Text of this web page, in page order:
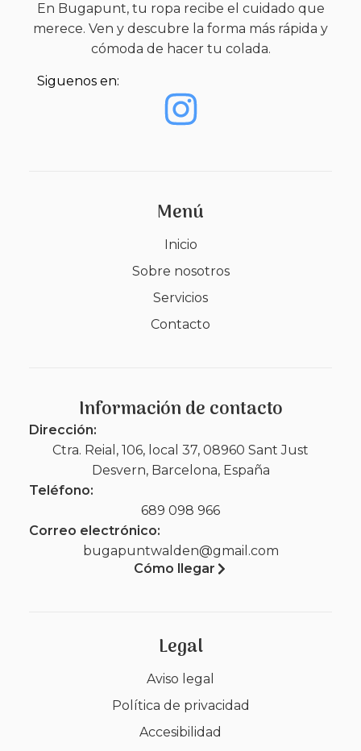
En Bugapunt, tu ropa recibe el cuidado que
merece. Ven y descubre la forma más rápida y
cómoda de hacer tu colada.
Siguenos en:
Menú
Inicio
Sobre nosotros
Servicios
Contacto
Información de contacto
Dirección:
Ctra. Reial, 106, local 37, 08960 Sant Just
Desvern, Barcelona, España
Teléfono:
689 098 966
Correo electrónico:
bugapuntwalden@gmail.com
Cómo llegar
Legal
Aviso legal
Política de privacidad
Accesibilidad